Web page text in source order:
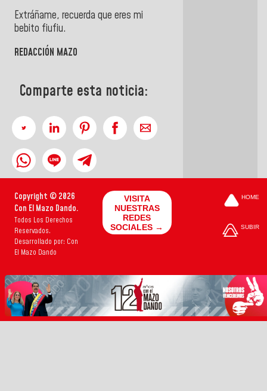
Extráñame, recuerda que eres mi
bebito fiufiu.
REDACCIÓN MAZO
Comparte esta noticia:
Copyright © 2026
Con El Mazo Dando.
Todos Los Derechos
Reservados.
Desarrollado por: Con
El Mazo Dando
VISITA
NUESTRAS
REDES
SOCIALES →
HOME
SUBIR